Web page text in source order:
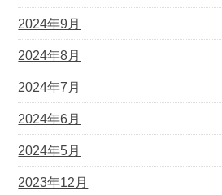
2024年9月
2024年8月
2024年7月
2024年6月
2024年5月
2023年12月